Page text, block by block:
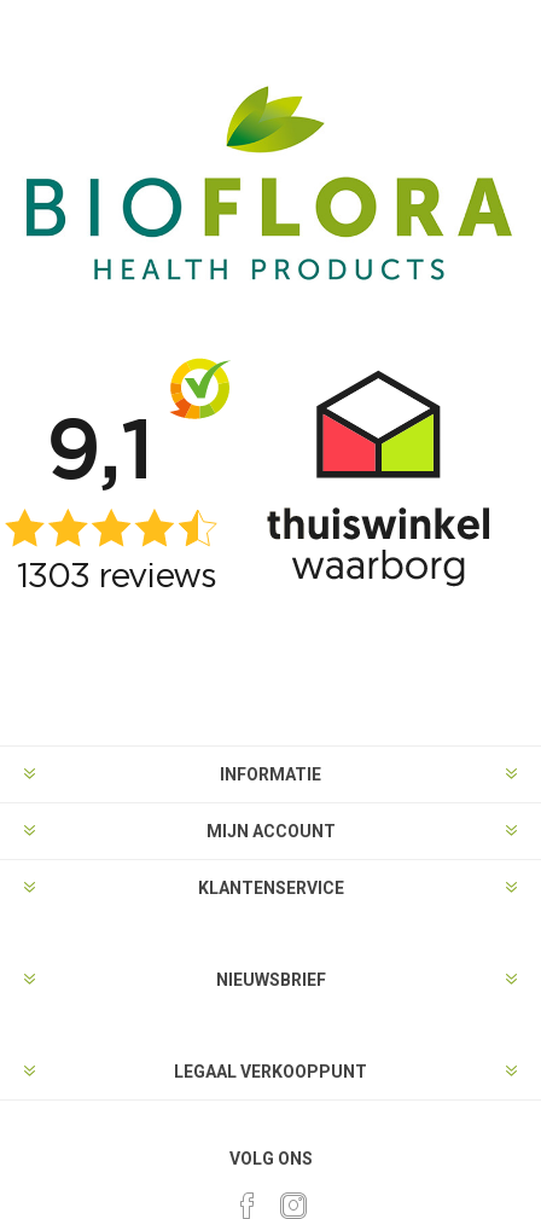
INFORMATIE
MIJN ACCOUNT
KLANTENSERVICE
NIEUWSBRIEF
LEGAAL VERKOOPPUNT
VOLG ONS